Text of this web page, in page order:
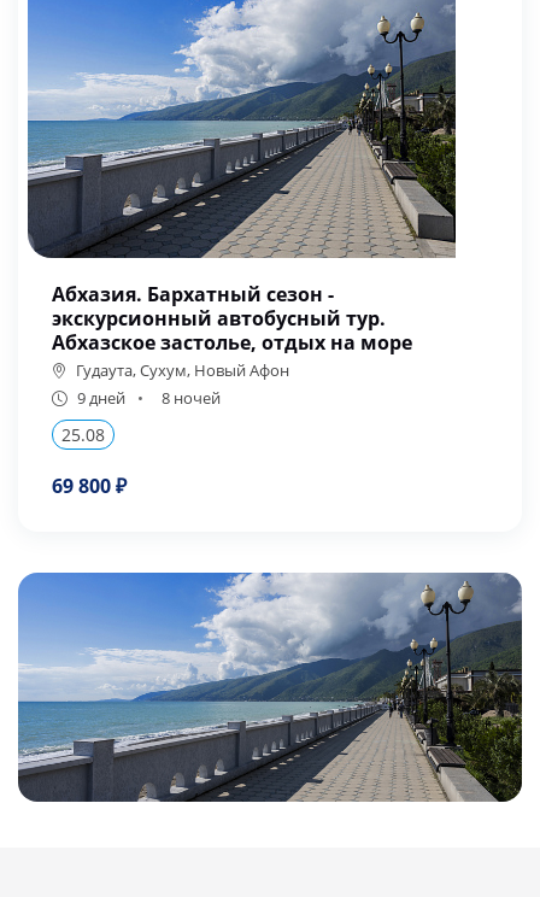
Абхазия. Бархатный сезон -
экскурсионный автобусный тур.
Абхазское застолье, отдых на море
Гудаута, Сухум, Новый Афон
9 дней
8 ночей
25.08
69 800 ₽